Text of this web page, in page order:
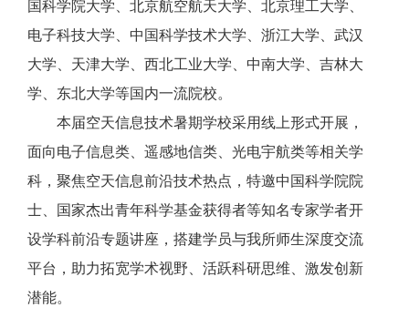
国科学院大学、北京航空航天大学、北京理工大学、
电子科技大学、中国科学技术大学、浙江大学、武汉
大学、天津大学、西北工业大学、中南大学、吉林大
学、东北大学等国内一流院校。
本届空天信息技术暑期学校采用线上形式开展，
面向电子信息类、遥感地信类、光电宇航类等相关学
科，聚焦空天信息前沿技术热点，特邀中国科学院院
士、国家杰出青年科学基金获得者等知名专家学者开
设学科前沿专题讲座，搭建学员与我所师生深度交流
平台，助力拓宽学术视野、活跃科研思维、激发创新
潜能。